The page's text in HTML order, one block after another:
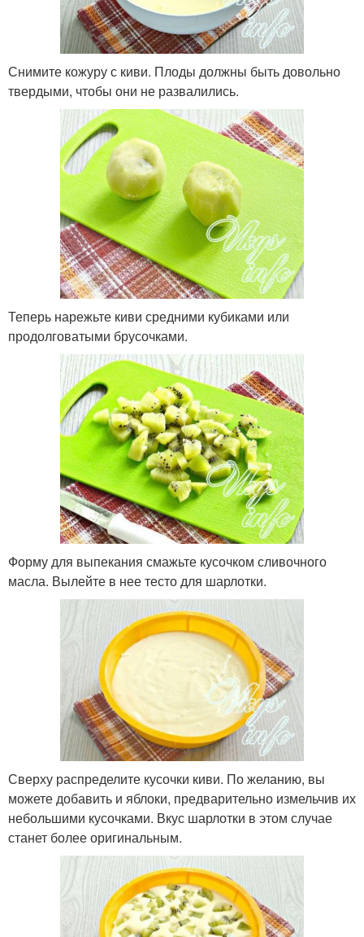
Снимите кожуру с киви. Плоды должны быть довольно
твердыми, чтобы они не развалились.
Теперь нарежьте киви средними кубиками или
продолговатыми брусочками.
Форму для выпекания смажьте кусочком сливочного
масла. Вылейте в нее тесто для шарлотки.
Сверху распределите кусочки киви. По желанию, вы
можете добавить и яблоки, предварительно измельчив их
небольшими кусочками. Вкус шарлотки в этом случае
станет более оригинальным.